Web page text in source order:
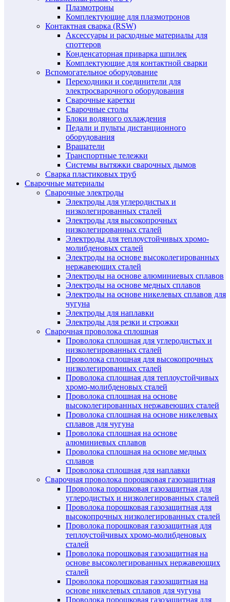
Плазмотроны
Комплектующие для плазмотронов
Контактная сварка (RSW)
Аксессуары и расходные материалы для
споттеров
Конденсаторная приварка шпилек
Комплектующие для контактной сварки
Вспомогательное оборудование
Переходники и соединители для
электросварочного оборудования
Сварочные каретки
Сварочные столы
Блоки водяного охлаждения
Педали и пульты дистанционного
оборудования
Вращатели
Транспортные тележки
Системы вытяжки сварочных дымов
Сварка пластиковых труб
Сварочные материалы
Сварочные электроды
Электроды для углеродистых и
низколегированных сталей
Электроды для высокопрочных
низколегированных сталей
Электроды для теплоустойчивых хромо-
молибденовых сталей
Электроды на основе высоколегированных
нержавеющих сталей
Электроды на основе алюминиевых сплавов
Электроды на основе медных сплавов
Электроды на основе никелевых сплавов для
чугуна
Электроды для наплавки
Электроды для резки и строжки
Сварочная проволока сплошная
Проволока сплошная для углеродистых и
низколегированных сталей
Проволока сплошная для высокопрочных
низколегированных сталей
Проволока сплошная для теплоустойчивых
хромо-молибденовых сталей
Проволока сплошная на основе
высоколегированных нержавеющих сталей
Проволока сплошная на основе никелевых
сплавов для чугуна
Проволока сплошная на основе
алюминиевых сплавов
Проволока сплошная на основе медных
сплавов
Проволока сплошная для наплавки
Сварочная проволока порошковая газозащитная
Проволока порошковая газозащитная для
углеродистых и низколегированных сталей
Проволока порошковая газозащитная для
высокопрочных низколегированных сталей
Проволока порошковая газозащитная для
теплоустойчивых хромо-молибденовых
сталей
Проволока порошковая газозащитная на
основе высоколегированных нержавеющих
сталей
Проволока порошковая газозащитная на
основе никелевых сплавов для чугуна
Проволока порошковая газозащитная для